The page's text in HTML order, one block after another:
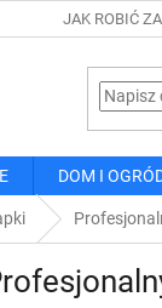
JAK ROBIĆ
DOM I